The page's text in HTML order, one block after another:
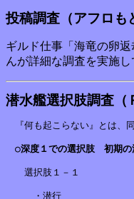
投稿調査（アフロも
ギルド仕事「海竜の卵
んが詳細な調査を実施
潜水艦選択肢調査（
『何も起こらない』とは、
○深度１での選択肢　初期の
選択肢１－１
・潜行